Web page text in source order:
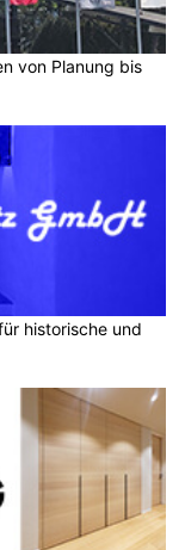
von Planung bis
historische und